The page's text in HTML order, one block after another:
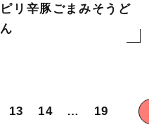
ピリ辛豚ごまみそうど
ん
13 14 … 19